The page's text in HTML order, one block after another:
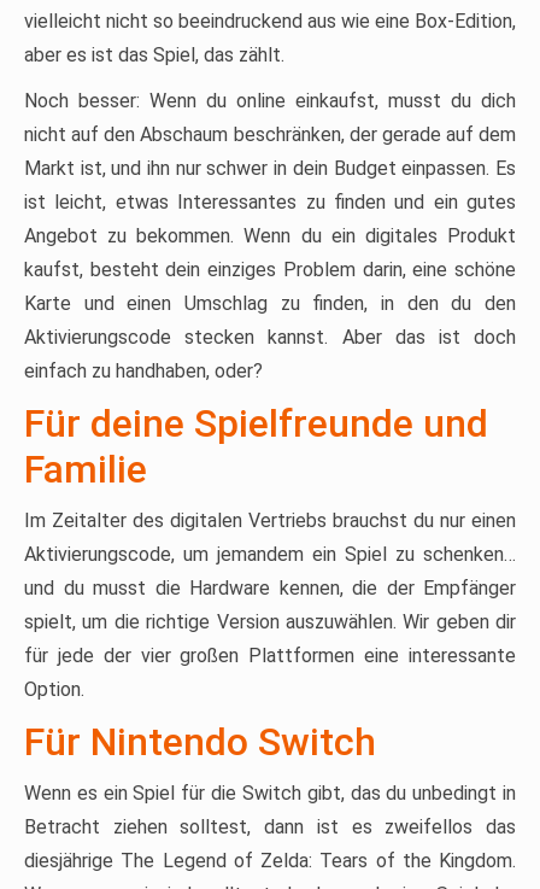
vielleicht nicht so beeindruckend aus wie eine Box-Edition,
aber es ist das Spiel, das zählt.
Noch besser: Wenn du online einkaufst, musst du dich
nicht auf den Abschaum beschränken, der gerade auf dem
Markt ist, und ihn nur schwer in dein Budget einpassen. Es
ist leicht, etwas Interessantes zu finden und ein gutes
Angebot zu bekommen. Wenn du ein digitales Produkt
kaufst, besteht dein einziges Problem darin, eine schöne
Karte und einen Umschlag zu finden, in den du den
Aktivierungscode stecken kannst. Aber das ist doch
einfach zu handhaben, oder?
Für deine Spielfreunde und
Familie
Im Zeitalter des digitalen Vertriebs brauchst du nur einen
Aktivierungscode, um jemandem ein Spiel zu schenken…
und du musst die Hardware kennen, die der Empfänger
spielt, um die richtige Version auszuwählen. Wir geben dir
für jede der vier großen Plattformen eine interessante
Option.
Für Nintendo Switch
Wenn es ein Spiel für die Switch gibt, das du unbedingt in
Betracht ziehen solltest, dann ist es zweifellos das
diesjährige The Legend of Zelda: Tears of the Kingdom.